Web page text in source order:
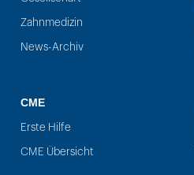
Zahnmedizin
News-Archiv
CME
Erste Hilfe
CME Übersicht